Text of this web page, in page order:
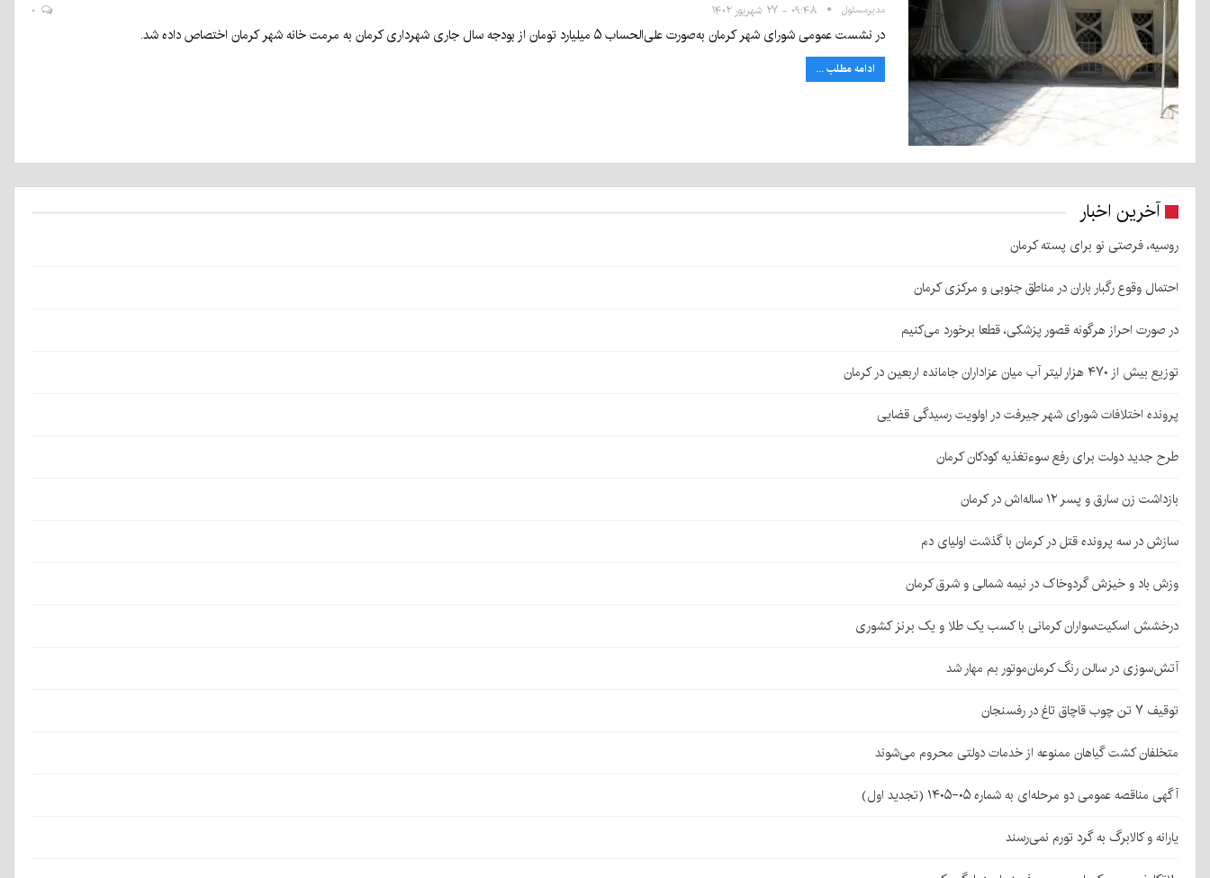
مدیرمسئول ۰۹:۴۸ - ۲۷ شهریور ۱۴۰۲
در نشست عمومی شورای شهر کرمان به‌صورت علی‌الحساب ۵ میلیارد تومان از بودجه سال جاری شهرداری کرمان به مرمت خانه شهر کرمان اختصاص داده شد.
ادامه مطلب ...
آخرین اخبار
روسیه، فرصتی نو برای پسته کرمان
احتمال وقوع رگبار باران در مناطق جنوبی و مرکزی کرمان
در صورت احراز هرگونه قصور پزشکی، قطعا برخورد می‌کنیم
توزیع بیش از ۴۷۰ هزار لیتر آب میان عزاداران جامانده اربعین در کرمان
پرونده اختلافات شورای شهر جیرفت در اولویت رسیدگی قضایی
طرح جدید دولت برای رفع سوءتغذیه کودکان کرمان
بازداشت زن سارق و پسر ۱۲ ساله‌اش در کرمان
سازش در سه پرونده قتل در کرمان با گذشت اولیای دم
وزش باد و خیزش گردوخاک در نیمه شمالی و شرق کرمان
درخشش اسکیت‌سواران کرمانی با کسب یک طلا و یک برنز کشوری
آتش‌سوزی در سالن رنگ کرمان‌موتور بم مهار شد
توقیف ۷ تن چوب قاچاق تاغ در رفسنجان
متخلفان کشت گیاهان ممنوعه از خدمات دولتی محروم می‌شوند
آگهی مناقصه عمومی دو مرحله‌ای به شماره ۰۵-۱۴۰۵ (تجدید اول)
یارانه و کالابرگ به گرد تورم نمی‌رسند